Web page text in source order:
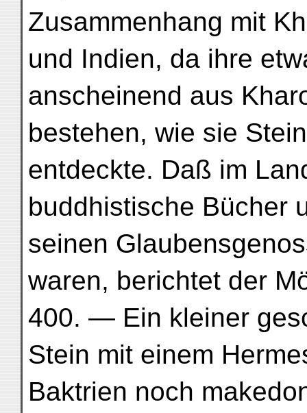
Zusammenhang mit
und Indien, da ihre
anscheinend aus
bestehen, wie sie
entdeckte. Daß im
buddhistische Bücher
seinen
waren, berichtet der
400. — Ein kleiner
Stein mit einem
Baktrien noch